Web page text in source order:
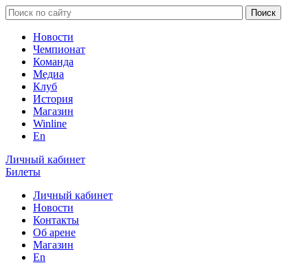
Новости
Чемпионат
Команда
Медиа
Клуб
История
Магазин
Winline
En
Личный кабинет
Билеты
Личный кабинет
Новости
Контакты
Об арене
Магазин
En